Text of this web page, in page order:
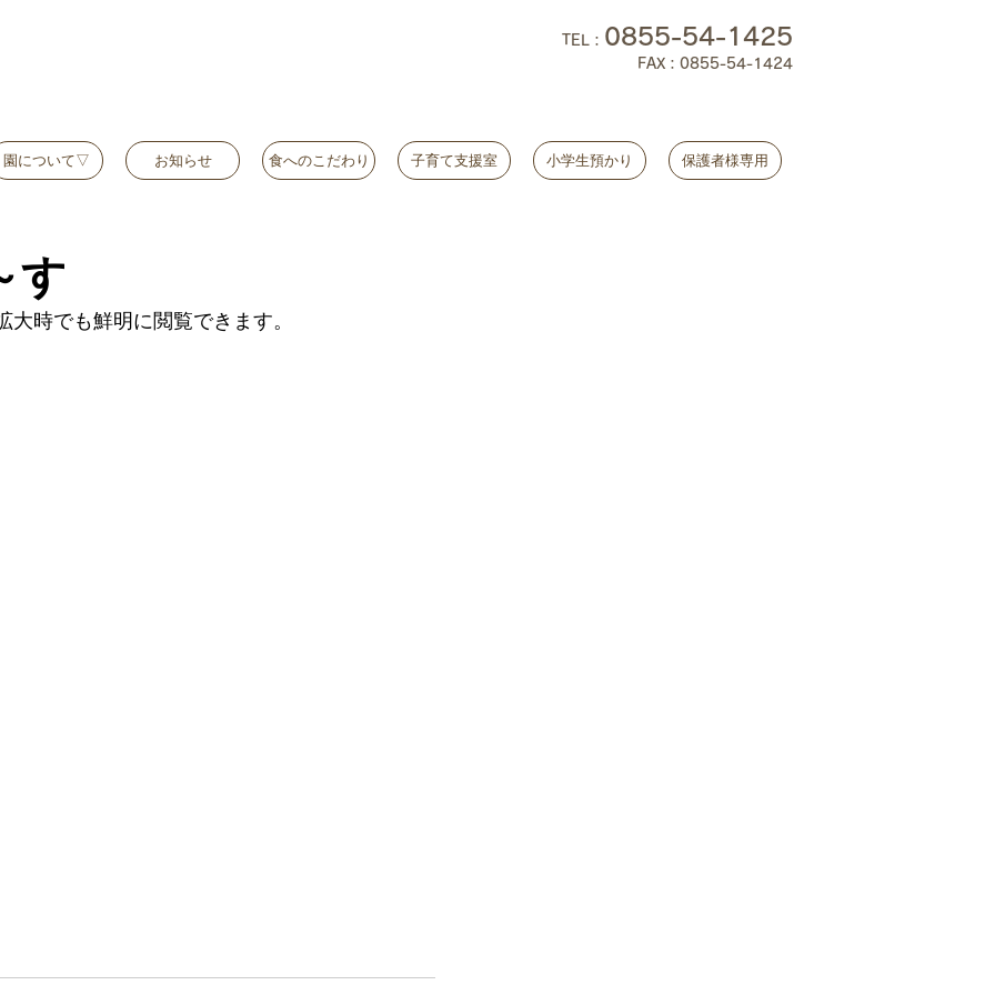
TEL ： 0855-54-1425
FAX：0855-54-1424
園について▽ お知らせ 食へのこだわり 子育て支援室 小学生預かり 保護者様専用
す
時でも鮮明に閲覧できます。